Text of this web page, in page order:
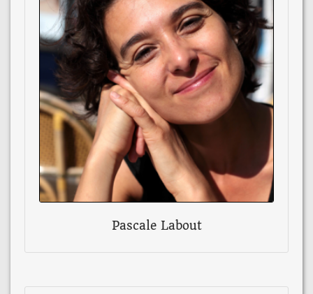
Pascale Labout